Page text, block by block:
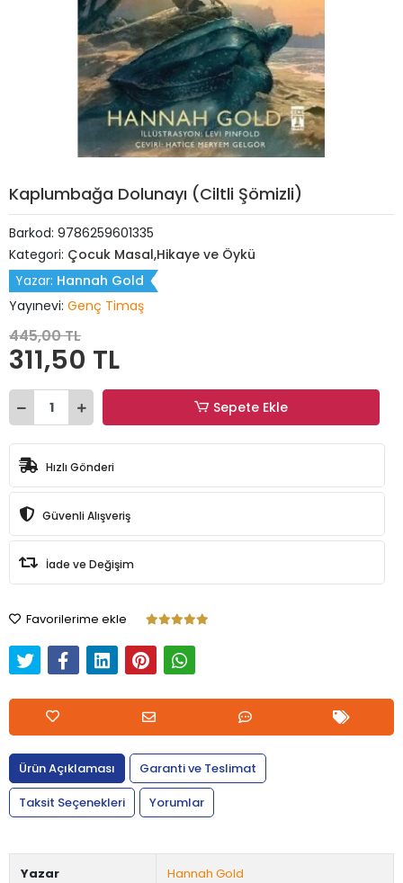
Kaplumbağa Dolunayı (Ciltli Şömizli)
Barkod: 9786259601335
Kategori: Çocuk Masal,Hikaye ve Öykü
Yazar: Hannah Gold
Yayınevi: Genç Timaş
445,00 TL
311,50 TL
Sepete Ekle
Hızlı Gönderi
Güvenli Alışveriş
İade ve Değişim
Favorilerime ekle
Ürün Açıklaması
Garanti ve Teslimat
Taksit Seçenekleri
Yorumlar
Yazar Hannah Gold